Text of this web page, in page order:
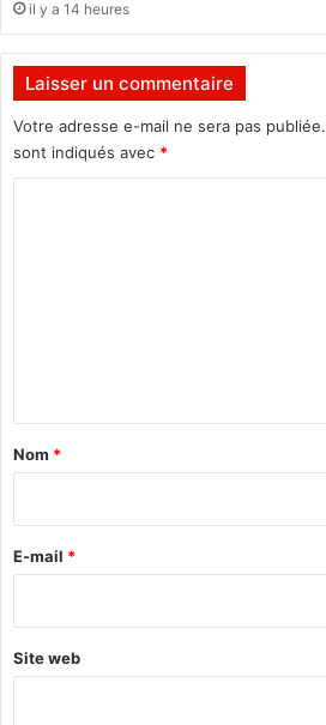
l
"
0
il y a 14 heures
Laisser un commentaire
Votre adresse e-mail ne sera pas publiée.
sont indiqués avec *
a
e
Nom *
E-mail *
Site web